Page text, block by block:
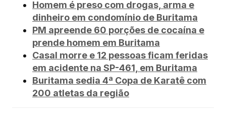
Homem é preso com drogas, arma e
dinheiro em condomínio de Buritama
PM apreende 60 porções de cocaína e
prende homem em Buritama
Casal morre e 12 pessoas ficam feridas
em acidente na SP-461, em Buritama
Buritama sedia 4ª Copa de Karatê com
200 atletas da região